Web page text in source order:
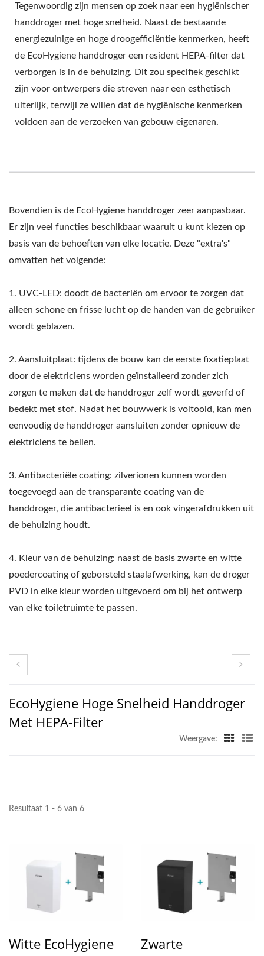
Tegenwoordig zijn mensen op zoek naar een hygiënischer
handdroger met hoge snelheid. Naast de bestaande
energiezuinige en hoge droogefficiëntie kenmerken, heeft
de EcoHygiene handdroger een resident HEPA-filter dat
verborgen is in de behuizing. Dit zou specifiek geschikt
zijn voor ontwerpers die streven naar een esthetisch
uiterlijk, terwijl ze willen dat de hygiënische kenmerken
voldoen aan de verzoeken van gebouw eigenaren.
Bovendien is de EcoHygiene handdroger zeer aanpasbaar.
Er zijn veel functies beschikbaar waaruit u kunt kiezen op
basis van de behoeften van elke locatie. Deze "extra's"
omvatten het volgende:
1. UVC-LED: doodt de bacteriën om ervoor te zorgen dat
alleen schone en frisse lucht op de handen van de gebruiker
wordt geblazen.
2. Aansluitplaat: tijdens de bouw kan de eerste fixatieplaat
door de elektriciens worden geïnstalleerd zonder zich
zorgen te maken dat de handdroger zelf wordt geverfd of
bedekt met stof. Nadat het bouwwerk is voltooid, kan men
eenvoudig de handdroger aansluiten zonder opnieuw de
elektriciens te bellen.
3. Antibacteriële coating: zilverionen kunnen worden
toegevoegd aan de transparante coating van de
handdroger, die antibacterieel is en ook vingerafdrukken uit
de behuizing houdt.
4. Kleur van de behuizing: naast de basis zwarte en witte
poedercoating of geborsteld staalafwerking, kan de droger
PVD in elke kleur worden uitgevoerd om bij het ontwerp
van elke toiletruimte te passen.
EcoHygiene Hoge Snelheid Handdroger
Met HEPA-Filter
Weergave:
Resultaat 1 - 6 van 6
Witte EcoHygiene
Zwarte